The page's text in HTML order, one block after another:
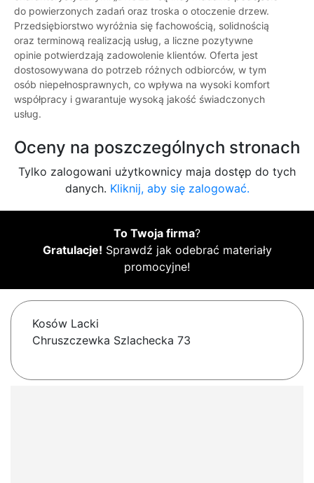
do powierzonych zadań oraz troska o otoczenie drzew.
Przedsiębiorstwo wyróżnia się fachowością, solidnością
oraz terminową realizacją usług, a liczne pozytywne
opinie potwierdzają zadowolenie klientów. Oferta jest
dostosowywana do potrzeb różnych odbiorców, w tym
osób niepełnosprawnych, co wpływa na wysoki komfort
współpracy i gwarantuje wysoką jakość świadczonych
usług.
Oceny na poszczególnych stronach
Tylko zalogowani użytkownicy maja dostęp do tych
danych. Kliknij, aby się zalogować.
To Twoja firma?
Gratulacje! Sprawdź jak odebrać materiały
promocyjne!
Kosów Lacki
Chruszczewka Szlachecka 73